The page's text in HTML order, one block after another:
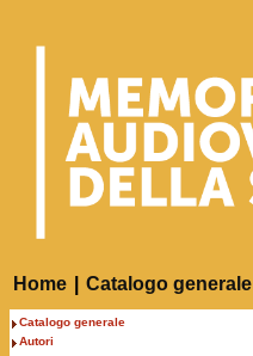
Home Catalogo generale
Catalogo generale
Autori